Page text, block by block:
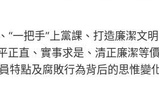
一把手”上黨課、打造廉潔
直、實事求是、清正廉潔等
特點及腐敗行為背后的思惟